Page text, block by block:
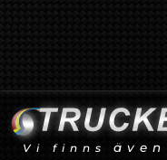
Vi finns även